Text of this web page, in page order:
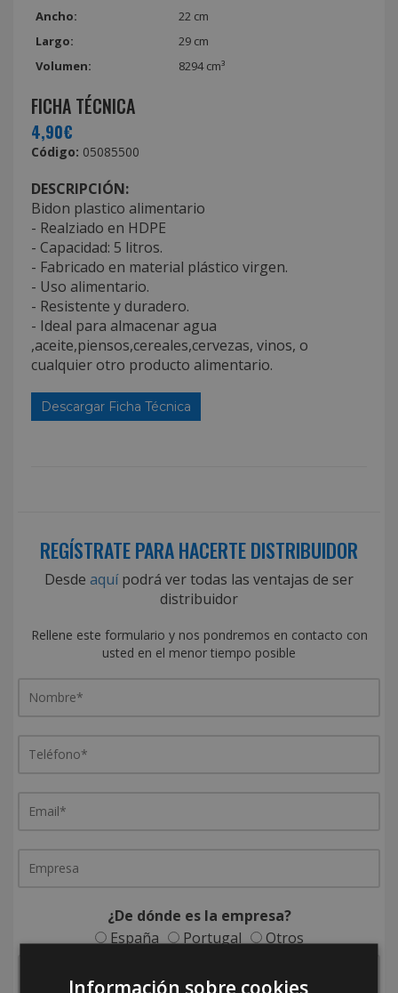
Ancho:
22 cm
Largo:
29 cm
Volumen:
8294 cm³
FICHA TÉCNICA
4,90€
Código: 05085500
DESCRIPCIÓN:
Bidon plastico alimentario
- Realziado en HDPE
- Capacidad: 5 litros.
- Fabricado en material plástico virgen.
- Uso alimentario.
- Resistente y duradero.
- Ideal para almacenar agua
,aceite,piensos,cereales,cervezas, vinos, o
cualquier otro producto alimentario.
Descargar Ficha Técnica
REGÍSTRATE PARA HACERTE DISTRIBUIDOR
Desde aquípodrá ver todas las ventajas de ser
distribuidor
Rellene este formulario y nos pondremos en contacto con
usted en el menor tiempo posible
¿De dónde es la empresa?
España
Portugal Otros
Información sobre cookies